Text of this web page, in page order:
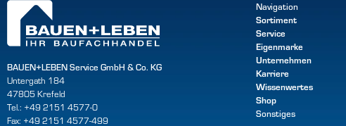
BAUEN+LEBEN Service GmbH & Co. KG
Untergath 184
47805 Krefeld
Tel.: +49 2151 4577-0
Fax: +49 2151 4577-499
Navigation
Sortiment
Service
Eigenmarke
Unternehmen
Karriere
Wissenwertes
Shop
Sonstiges